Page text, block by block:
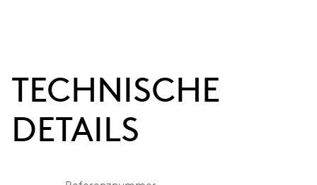
TECHNISCHE
DETAILS